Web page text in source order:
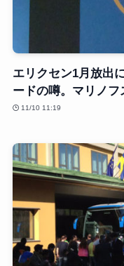
エリクセン1月放出
ードの噂。マリノフ
11/10 11:19